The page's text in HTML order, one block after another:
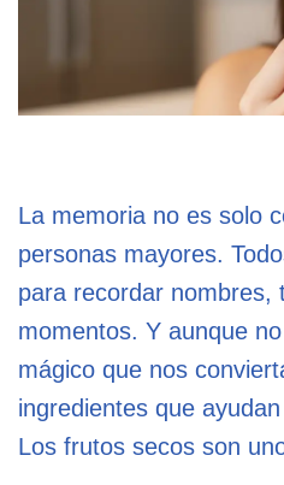
La memoria no es solo
personas mayores.
para recordar nombres,
momentos. Y aunque
mágico que nos
ingredientes que
Los frutos secos son